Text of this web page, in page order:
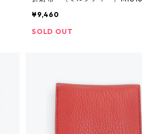
¥9,460
SOLD OUT